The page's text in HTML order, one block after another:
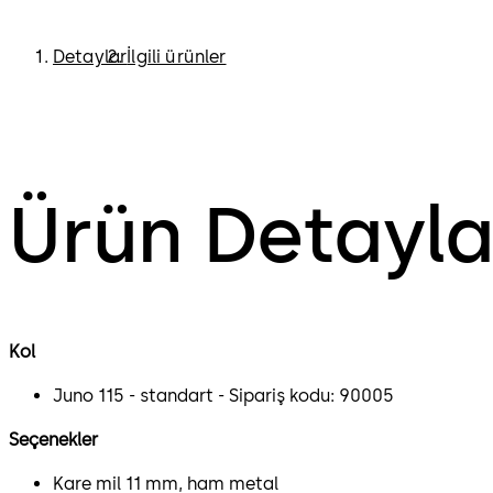
Detaylarİlgili ürünler
Ürün
Kol
Juno 115 - standart - Sipariş kodu: 90005
Seçenekler
Kare mil 11 mm, ham metal